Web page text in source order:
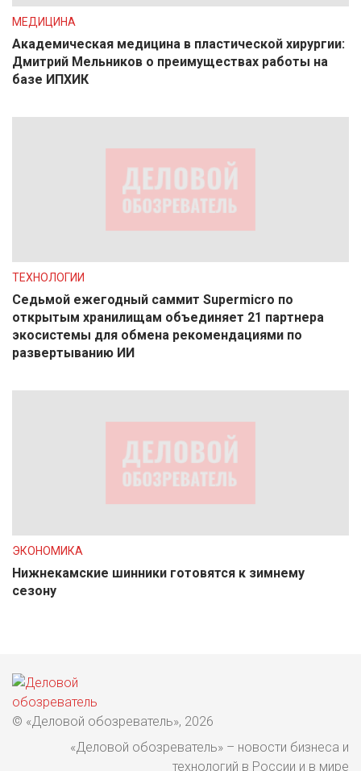
МЕДИЦИНА
Академическая медицина в пластической хирургии:
Дмитрий Мельников о преимуществах работы на
базе ИПХИК
ТЕХНОЛОГИИ
Седьмой ежегодный саммит Supermicro по
открытым хранилищам объединяет 21 партнера
экосистемы для обмена рекомендациями по
развертыванию ИИ
ЭКОНОМИКА
Нижнекамские шинники готовятся к зимнему
сезону
© «Деловой обозреватель», 2026
«Деловой обозреватель» – новости бизнеса и
технологий в России и в мире